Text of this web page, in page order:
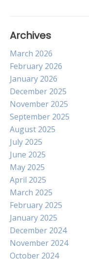
Archives
March 2026
February 2026
January 2026
December 2025
November 2025
September 2025
August 2025
July 2025
June 2025
May 2025
April 2025
March 2025
February 2025
January 2025
December 2024
November 2024
October 2024